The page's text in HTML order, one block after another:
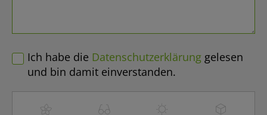
Ich habe die Datenschutzerklärung gelesen
und bin damit einverstanden.